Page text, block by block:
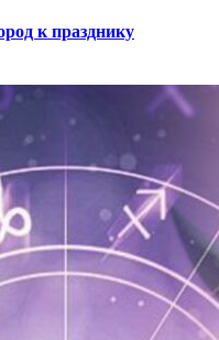
к празднику